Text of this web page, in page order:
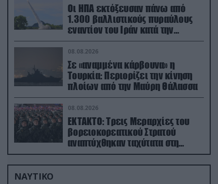
Οι ΗΠΑ εκτόξευσαν πάνω από
1.300 βαλλιστικούς πυραύλους
εναντίον του Ιράν κατά την
διάρκεια του πολέμου
08.08.2026
Σε «αναμμένα κάρβουνα» η
Τουρκία: Περιορίζει την κίνηση
πλοίων από την Μαύρη Θάλασσα
08.08.2026
ΕΚΤΑΚΤΟ: Τρεις Μεραρχίες του
βορειοκορεατικού Στρατού
αναπτύχθηκαν ταχύτατα στη
Ρωσία
ΝΑΥΤΙΚΟ